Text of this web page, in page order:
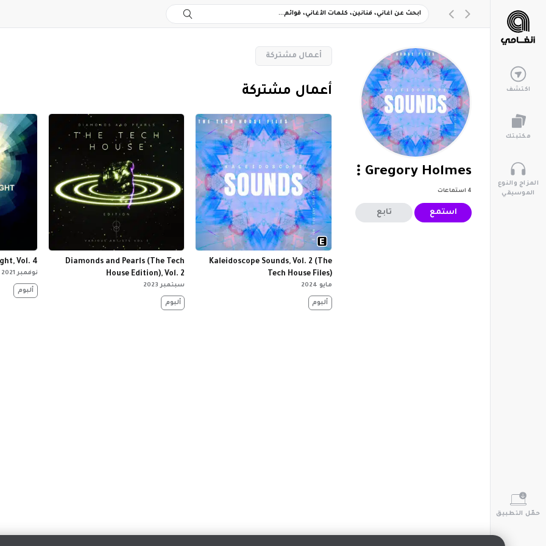
اكتشف
مكتبتك
المزاج والنوع
الموسيقي
حمّل التطبيق
Gregory Holmes
4 استماعات
استمع تابع
‏أعمال مشتركة
‏أعمال مشتركة
Kaleidoscope Sounds, Vol. 2 (The
Tech House Files)
مايو 2024
‏ألبوم
Diamonds and Pearls (The Tech
House Edition), Vol. 2
سبتمبر 2023
‏ألبوم
Vol. 4
نوفمبر 2021
‏ألبوم